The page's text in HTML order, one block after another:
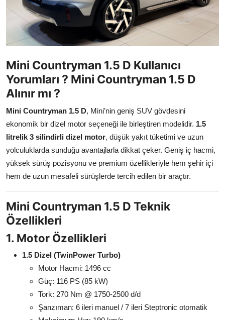
Sigorta & Kasko
Yakıt, LPG & Elektrikli
Mini Countryman 1.5 D Kullanıcı
Yorumları ? Mini Countryman 1.5 D
Alınır mı ?
Mini Countryman 1.5 D, Mini’nin geniş SUV gövdesini
ekonomik bir dizel motor seçeneği ile birleştiren modelidir. 1.5
litrelik 3 silindirli dizel motor, düşük yakıt tüketimi ve uzun
yolculuklarda sunduğu avantajlarla dikkat çeker. Geniş iç hacmi,
yüksek sürüş pozisyonu ve premium özellikleriyle hem şehir içi
hem de uzun mesafeli sürüşlerde tercih edilen bir araçtır.
Mini Countryman 1.5 D Teknik
Özellikleri
1. Motor Özellikleri
1.5 Dizel (TwinPower Turbo)
Motor Hacmi: 1496 cc
Güç: 116 PS (85 kW)
Tork: 270 Nm @ 1750-2500 d/d
Şanzıman: 6 ileri manuel / 7 ileri Steptronic otomatik